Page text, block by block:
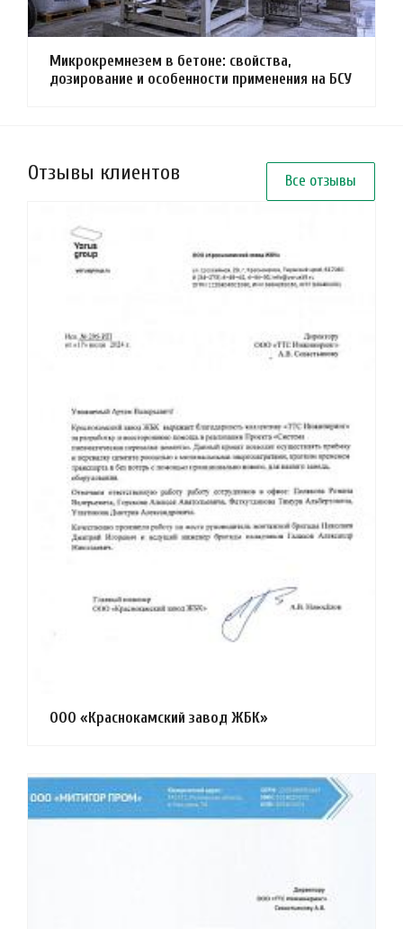
Микрокремнезем в бетоне: свойства,
дозирование и особенности применения на БСУ
Все отзывы
Отзывы клиентов
ООО «Краснокамский завод ЖБК»